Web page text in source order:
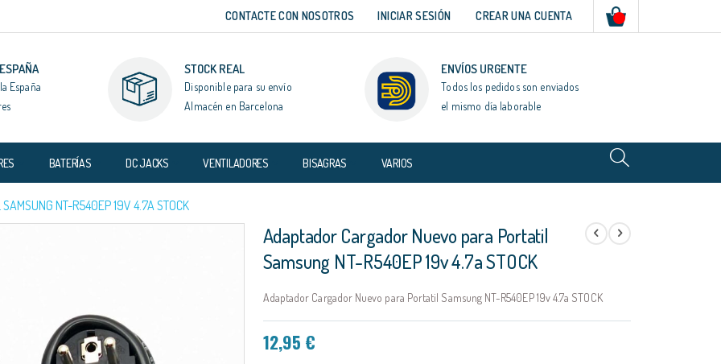
CONTACTE CON NOSOTROS INICIAR SESIÓN CREAR UNA CUENTA
España
STOCK REAL
Disponible para su envío
Almacén en Barcelona
ENVÍOS URGENTE
Todos los pedidos son enviados
el mismo día laborable
BATERÍAS DC JACKS VENTILADORES BISAGRAS VARIOS
NT-R540EP 19V 4.7A STOCK
Adaptador Cargador Nuevo para Portatil
Samsung NT-R540EP 19v 4.7a STOCK
Adaptador Cargador Nuevo para Portatil Samsung NT-R540EP 19v 4.7a STOCK
12,95 €